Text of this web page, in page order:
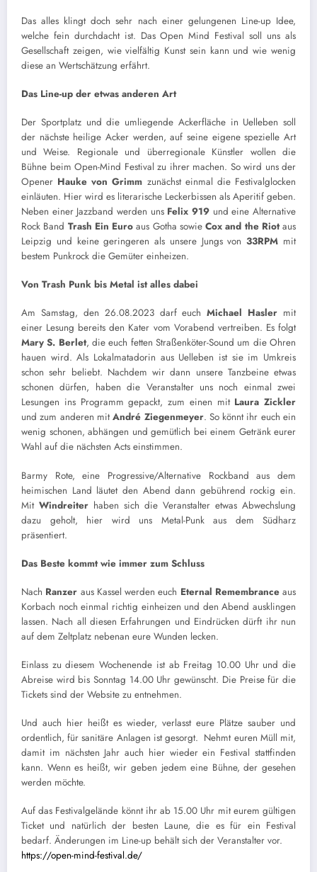
Das alles klingt doch sehr nach einer gelungenen Line-up Idee,
welche fein durchdacht ist. Das Open Mind Festival soll uns als
Gesellschaft zeigen, wie vielfältig Kunst sein kann und wie wenig
diese an Wertschätzung erfährt.
Das Line-up der etwas anderen Art
Der Sportplatz und die umliegende Ackerfläche in Uelleben soll
der nächste heilige Acker werden, auf seine eigene spezielle Art
und Weise. Regionale und überregionale Künstler wollen die
Bühne beim Open-Mind Festival zu ihrer machen. So wird uns der
Opener Hauke von Grimm zunächst einmal die Festivalglocken
einläuten. Hier wird es literarische Leckerbissen als Aperitif geben.
Neben einer Jazzband werden uns Felix 919 und eine Alternative
Rock Band Trash Ein Euro aus Gotha sowie Cox and the Riotaus
Leipzig und keine geringeren als unsere Jungs von33RPM mit
bestem Punkrock die Gemüter einheizen.
Von Trash Punk bis Metal ist alles dabei
Am Samstag, den 26.08.2023 darf euchMichael Hasler mit
einer Lesung bereits den Kater vom Vorabend vertreiben. Es folgt
Mary S. Berlet, die euch fetten Straßenköter-Sound um die Ohren
hauen wird. Als Lokalmatadorin aus Uelleben ist sie im Umkreis
schon sehr beliebt. Nachdem wir dann unsere Tanzbeine etwas
schonen dürfen, haben die Veranstalter uns noch einmal zwei
Lesungen ins Programm gepackt, zum einen mit Laura Zickler
und zum anderen mitAndré Ziegenmeyer. So könnt ihr euch ein
wenig schonen, abhängen und gemütlich bei einem Getränk eurer
Wahl auf die nächsten Acts einstimmen.
Barmy Rote, eine Progressive/Alternative Rockband aus dem
heimischen Land läutet den Abend dann gebührend rockig ein.
Mit Windreiter haben sich die Veranstalter etwas Abwechslung
dazu geholt, hier wird uns Metal-Punk aus dem Südharz
präsentiert.
Das Beste kommt wie immer zum Schluss
Nach Ranzer aus Kassel werden euch Eternal Remembranceaus
Korbach noch einmal richtig einheizen und den Abend ausklingen
lassen. Nach all diesen Erfahrungen und Eindrücken dürft ihr nun
auf dem Zeltplatz nebenan eure Wunden lecken.
Einlass zu diesem Wochenende ist ab Freitag 10.00 Uhr und die
Abreise wird bis Sonntag 14.00 Uhr gewünscht. Die Preise für die
Tickets sind der Website zu entnehmen.
Und auch hier heißt es wieder, verlasst eure Plätze sauber und
ordentlich, für sanitäre Anlagen ist gesorgt. Nehmt euren Müll mit,
damit im nächsten Jahr auch hier wieder ein Festival stattfinden
kann. Wenn es heißt, wir geben jedem eine Bühne, der gesehen
werden möchte.
Auf das Festivalgelände könnt ihr ab 15.00 Uhr mit eurem gültigen
Ticket und natürlich der besten Laune, die es für ein Festival
bedarf. Änderungen im Line-up behält sich der Veranstalter vor.
https://open-mind-festival.de/